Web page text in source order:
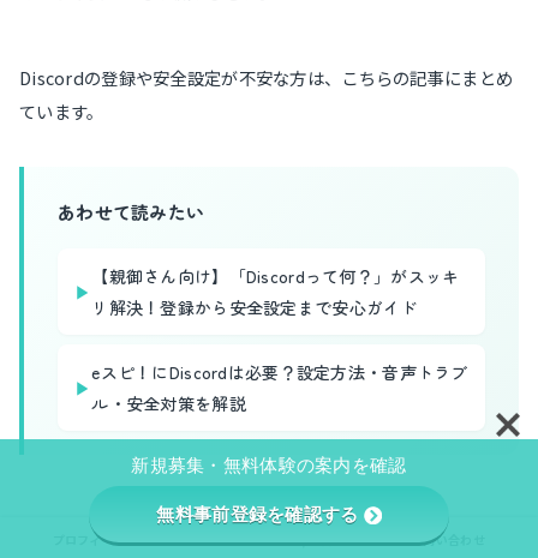
Discordの登録や安全設定が不安な方は、こちらの記事にまとめ
ています。
あわせて読みたい
▶
【親御さん向け】「Discordって何？」がスッキ
リ解決！登録から安全設定まで安心ガイド
▶
eスピ！にDiscordは必要？設定方法・音声トラブ
ル・安全対策を解説
プロフィール プライバシーポリシー/免責事項 お問い合わせ
新規募集・無料体験の案内を確認
無料事前登録を確認する